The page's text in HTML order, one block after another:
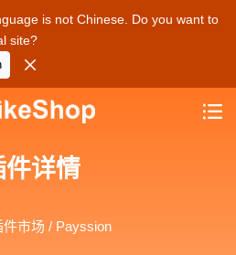
is not Chinese. Do you want to
site?


件详情
件市场 / Payssion